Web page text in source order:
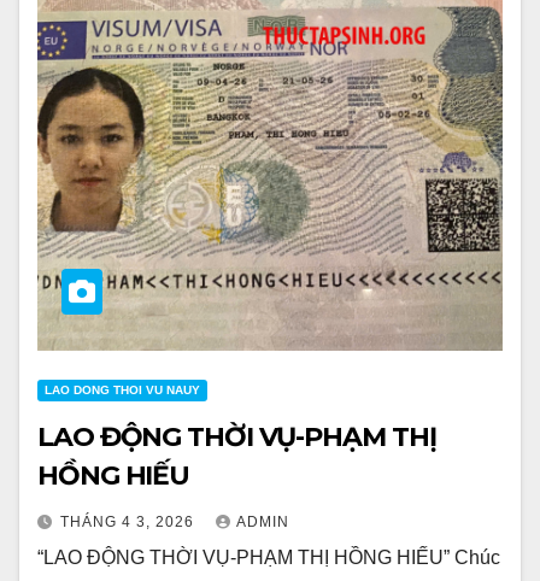
LAO DONG THOI VU NAUY
LAO ĐỘNG THỜI VỤ-PHẠM THỊ
HỒNG HIẾU
THÁNG 4 3, 2026 ADMIN
“LAO ĐỘNG THỜI VỤ-PHẠM THỊ HỒNG HIẾU” Chúc